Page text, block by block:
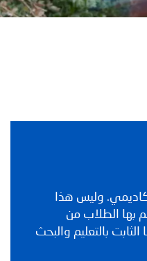
وليس هذا
بها الطلاب من
بالتعليم والبحث